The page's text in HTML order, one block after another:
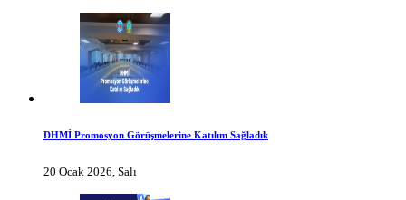
DHMİ Promosyon Görüşmelerine Katılım Sağladık
20 Ocak 2026, Salı